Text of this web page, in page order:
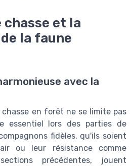
chasse et la
la faune
avec la
chasse en forêt ne se limite pas
essentiel lors des parties de
fidèles, qu'ils soient
ou leur résistance comme
précédentes, jouent